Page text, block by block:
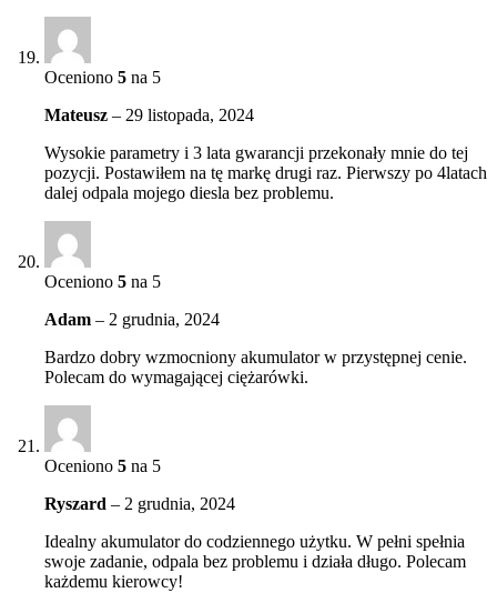
Oceniono 5 na 5
Mateusz – 29 listopada, 2024
Wysokie parametry i 3 lata gwarancji przekonały mnie do tej
pozycji. Postawiłem na tę markę drugi raz. Pierwszy po 4latach
dalej odpala mojego diesla bez problemu.
Oceniono 5 na 5
Adam – 2 grudnia, 2024
Bardzo dobry wzmocniony akumulator w przystępnej cenie.
Polecam do wymagającej ciężarówki.
Oceniono 5 na 5
Ryszard – 2 grudnia, 2024
Idealny akumulator do codziennego użytku. W pełni spełnia
swoje zadanie, odpala bez problemu i działa długo. Polecam
każdemu kierowcy!